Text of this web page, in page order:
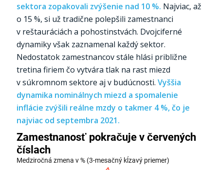
sektora zopakovali zvýšenie nad 10 %. Najviac, až
o 15 %, si už tradične polepšili zamestnanci
v reštauráciách a pohostinstvách. Dvojciferné
dynamiky však zaznamenal každý sektor.
Nedostatok zamestnancov stále hlási približne
tretina firiem čo vytvára tlak na rast miezd
v súkromnom sektore aj v budúcnosti. Vyššia
dynamika nominálnych miezd a spomalenie
inflácie zvýšili reálne mzdy o takmer 4 %, čo je
najviac od septembra 2021.